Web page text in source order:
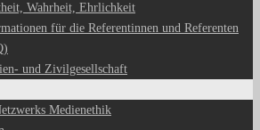
Wahrheit, Ehrlichkeit
für die Referentinnen und Referenten
und Zivilgesellschaft
Medienethik